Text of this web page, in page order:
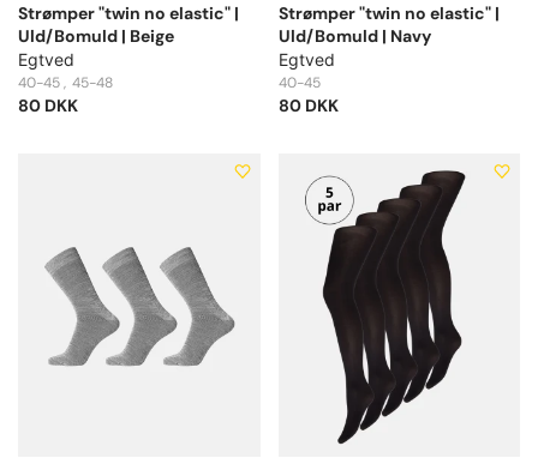
Strømper "twin no elastic" |
Uld/Bomuld | Beige
Egtved
40-45 45-48
80 DKK
Strømper "twin no elastic" |
Uld/Bomuld | Navy
Egtved
40-45
80 DKK